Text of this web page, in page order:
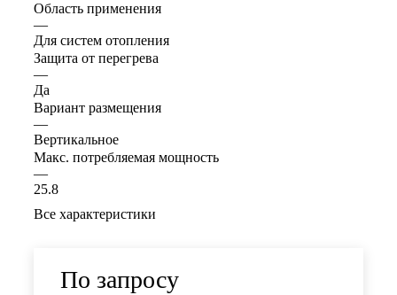
Область применения
—
Для систем отопления
Защита от перегрева
—
Да
Вариант размещения
—
Вертикальное
Макс. потребляемая мощность
—
25.8
Все характеристики
По запросу